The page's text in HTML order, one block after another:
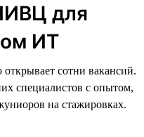
для
ИТ
сотни вакансий.
специалистов с опытом,
на стажировках.